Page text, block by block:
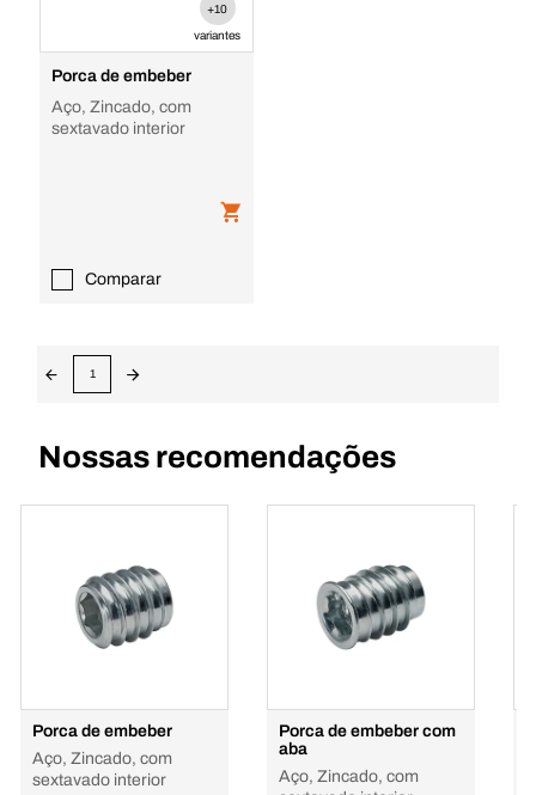
+10
variantes
Porca de embeber
Aço, Zincado, com
sextavado interior
Comparar
1
Nossas recomendações
Porca de embeber
Aço, Zincado, com
sextavado interior
Porca de embeber com
aba
Aço, Zincado, com